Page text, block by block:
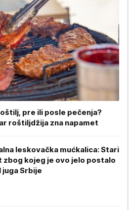
pre ili posle pečenja?
roštiljdžija zna napamet
leskovačka mućkalica: Stari
zbog kojeg je ovo jelo postalo
juga Srbije